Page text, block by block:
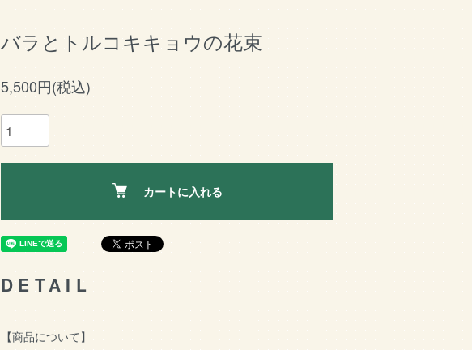
バラとトルコキキョウの花束
5,500円(税込)
カートに入れる
DETAIL
【商品について】